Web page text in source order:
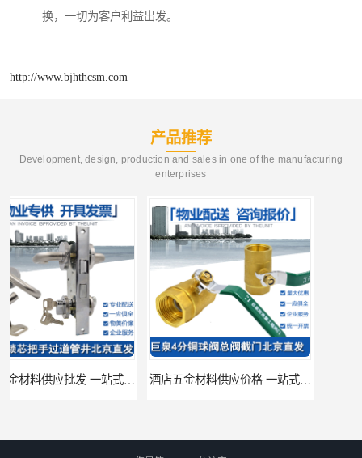
换，一切为客户利益出发。
http://www.bjhthcsm.com
产品推荐
Development, design, production and sales in one of the manufacturing
enterprises
酒店五金材料供应价格 一站式配送